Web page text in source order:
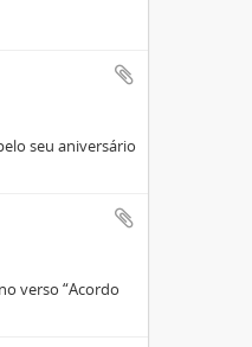
seu aniversário
verso “Acordo